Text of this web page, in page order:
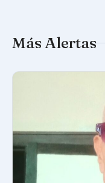
Más Alertas